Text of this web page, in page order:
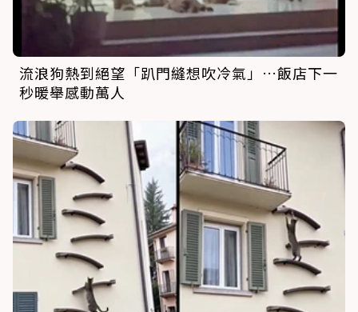
流浪狗熱到絕望「趴門縫想吹冷氣」…飯店下一
秒暖舉感動萬人